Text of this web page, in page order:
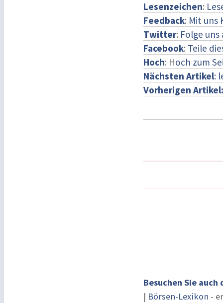
Lesenzeichen:
Feedback: Mit uns
Twitter: Folge
Facebook: Teile
Hoch: Hoch zum
Nächsten Artikel:
Vorherigen
Besuchen Sie
| Börsen-Lexikon -